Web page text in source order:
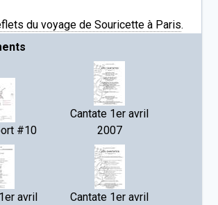
du voyage de Souricette à Paris.
#10
Cantate 1er avril
2007
avril
Cantate 1er avril